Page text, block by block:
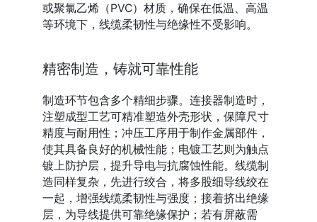
或聚氯乙烯（PVC）材质，确保在低温、高温
等环境下，线缆柔韧性与绝缘性不受影响。
精密制造，铸就可靠性能
制造环节包含多个精细步骤。连接器制造时，
注塑成型工艺可精准塑造外壳形状，保障尺寸
精度与耐用性；冲压工序用于制作金属部件，
使其具备良好的机械性能；电镀工艺则为触点
镀上防护层，提升导电与抗腐蚀性能。线缆制
造同样复杂，先进行绞合，将多股细导线绞在
一起，增强线缆柔韧性与强度；接着挤出绝缘
层，为导线提供可靠绝缘保护；若有屏蔽需